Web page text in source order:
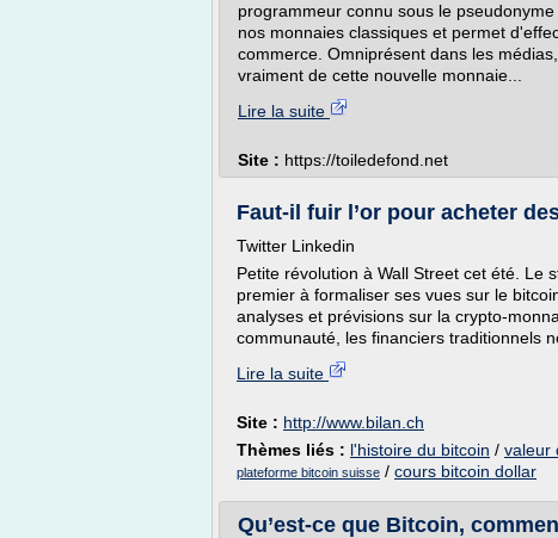
programmeur connu sous le
nos monnaies classiques et permet
commerce. Omniprésent dans les
vraiment de cette nouvelle monnaie...
Lire la suite
Site : https://toiledefond.net
Faut-il fuir l’or pour acheter
Twitter Linkedin
Petite révolution à Wall Street cet été. Le
premier à formaliser ses vues sur le
analyses et prévisions sur la crypto-
communauté, les financiers traditionnels
Lire la suite
Site : http://www.bilan.ch
Thèmes liés : l'histoire du bitcoin / valeur
plateforme bitcoin suisse / cours bitcoin dollar
Qu’est-ce que Bitcoin,